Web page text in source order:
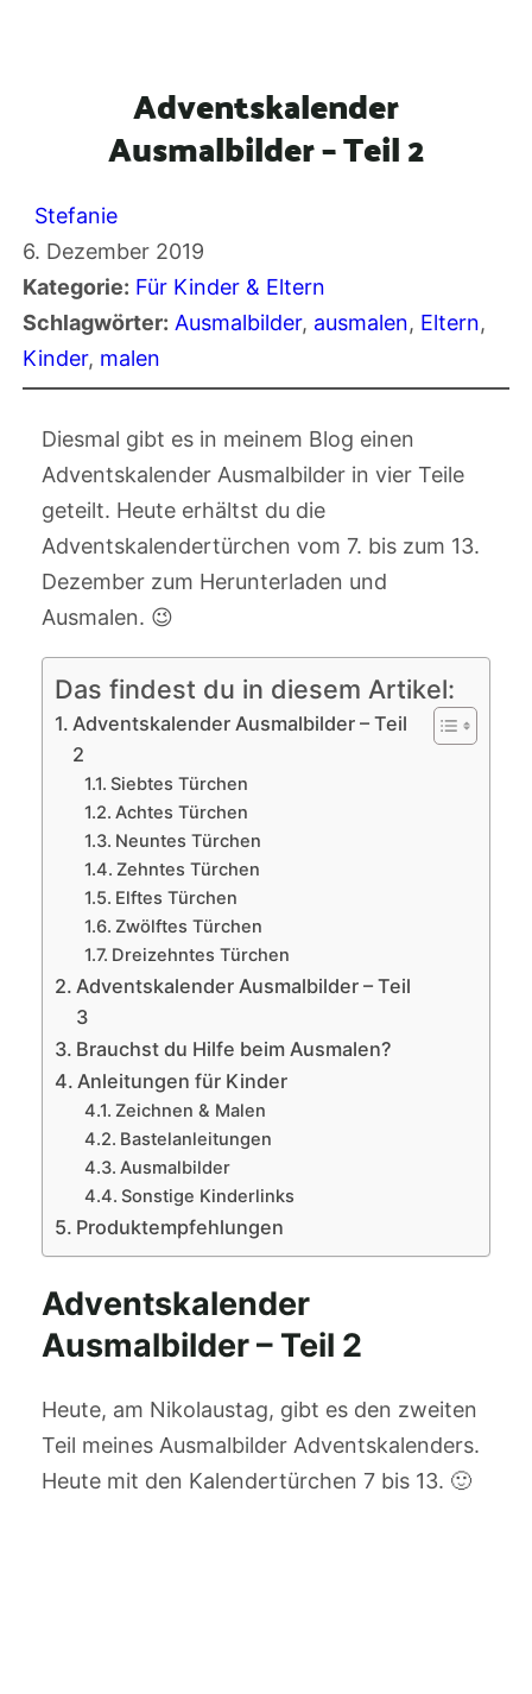
Adventskalender
Ausmalbilder – Teil 2
Stefanie
6. Dezember 2019
Kategorie: Für Kinder & Eltern
Schlagwörter: Ausmalbilder, ausmalen, Eltern
Kinder, malen
Diesmal gibt es in meinem Blog einen
Adventskalender Ausmalbilder in vier Teile
geteilt. Heute erhältst du die
Adventskalendertürchen vom 7. bis zum 13.
Dezember zum Herunterladen und
Ausmalen. 😉
Das findest du in diesem Artikel:
Adventskalender Ausmalbilder – Teil
2
Siebtes Türchen
Achtes Türchen
Neuntes Türchen
Zehntes Türchen
Elftes Türchen
Zwölftes Türchen
Dreizehntes Türchen
Adventskalender Ausmalbilder – Teil
3
Brauchst du Hilfe beim Ausmalen?
Anleitungen für Kinder
Zeichnen & Malen
Bastelanleitungen
Ausmalbilder
Sonstige Kinderlinks
Produktempfehlungen
Adventskalender
Ausmalbilder – Teil 2
Heute, am Nikolaustag, gibt es den zweiten
Teil meines Ausmalbilder Adventskalenders.
Heute mit den Kalendertürchen 7 bis 13. 🙂